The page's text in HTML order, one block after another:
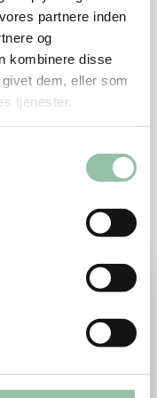
partnere inden
og
kombinere disse
dem, eller som
tjenester.
spidskål,